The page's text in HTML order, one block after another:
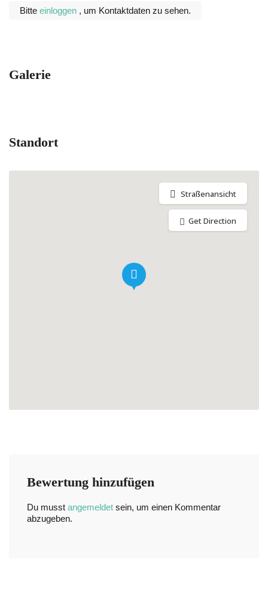
Bitte einloggen , um Kontaktdaten zu sehen.
Galerie
Standort
Straßenansicht
Get Direction
Bewertung hinzufügen
Du musst angemeldet sein, um einen Kommentar
abzugeben.